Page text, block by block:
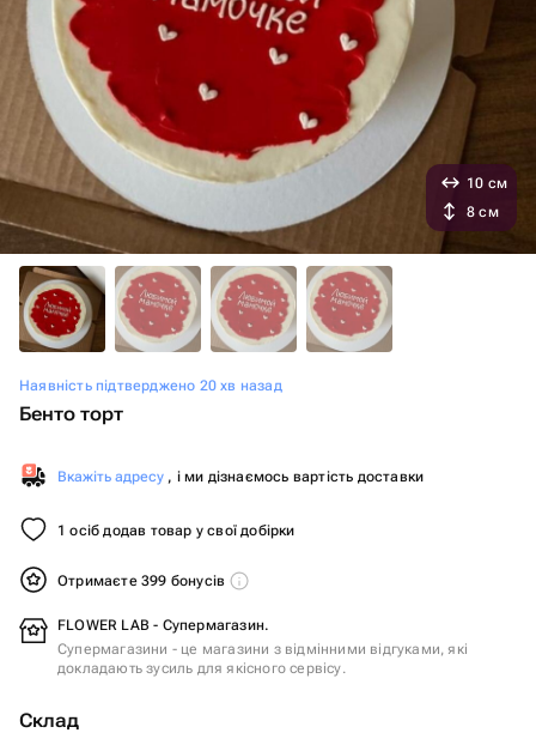
Наявність підтверджено 20 хв назад
Бенто торт
Вкажіть адресу , і ми дізнаємось вартість доставки
1 осіб додав товар у свої добірки
Отримаєте 399 бонусів
FLOWER LAB - Супермагазин.
Супермагазини - це магазини з відмінними відгуками, які
докладають зусиль для якісного сервісу.
Склад
10 см
8 см